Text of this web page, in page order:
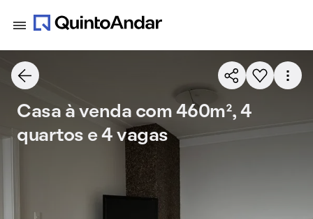
Casa à venda com 460m², 4
quartos e 4 vagas